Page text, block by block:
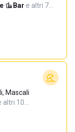
· Bar·e altri 7…
Mascali
altri 10…